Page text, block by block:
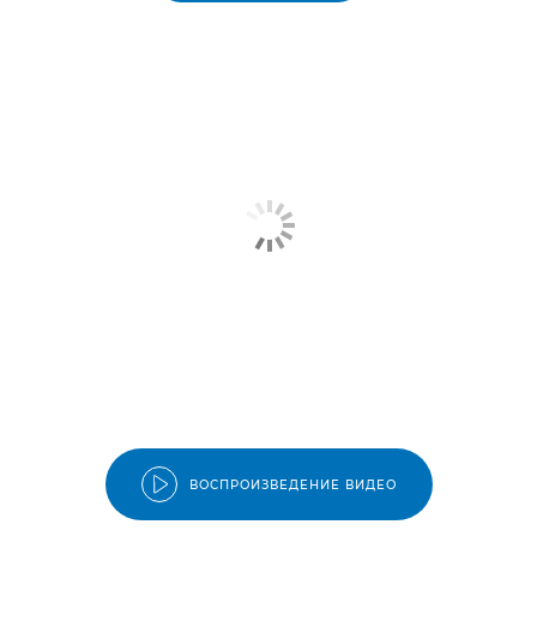
ВОСПРОИЗВЕДЕНИЕ ВИДЕО